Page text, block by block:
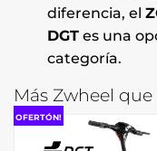
diferencia, el
DGTes una
categoría.
Más Zwheel
OFERTÓN!